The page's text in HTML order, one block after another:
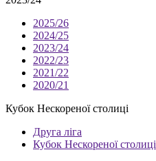
2025/26
2024/25
2023/24
2022/23
2021/22
2020/21
Кубок Нескореної столиці
Друга ліга
Кубок Нескореної столиці